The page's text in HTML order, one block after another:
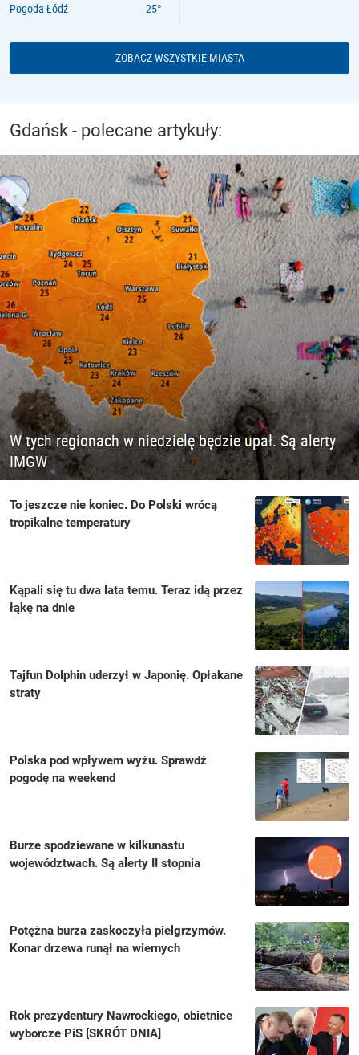
Pogoda Łódź
ZOBACZ WSZYSTKIE MIASTA
Gdańsk - polecane artykuły:
W tych regionach w niedzielę będzie upał. Są alerty
IMGW
To jeszcze nie koniec. Do Polski wrócą
tropikalne temperatury
Kąpali się tu dwa lata temu. Teraz idą przez
łąkę na dnie
Tajfun Dolphin uderzył w Japonię. Opłakane
straty
Polska pod wpływem wyżu. Sprawdź
pogodę na weekend
Burze spodziewane w kilkunastu
województwach. Są alerty II stopnia
Potężna burza zaskoczyła pielgrzymów.
Konar drzewa runął na wiernych
Rok prezydentury Nawrockiego, obietnice
wyborcze PiS [SKRÓT DNIA]